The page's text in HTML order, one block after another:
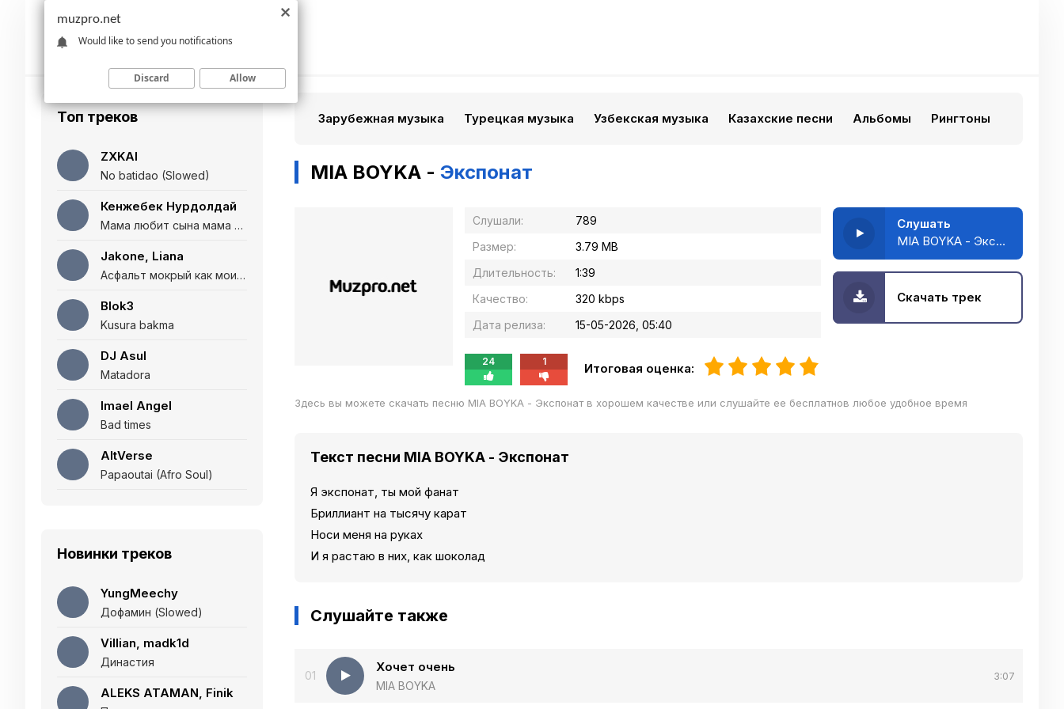
Топ треков
ZXKAI
No batidao (Slowed)
Кенжебек Нурдолдай
Мама любит сына мама любит дочь (Полная версия)
Jakone, Liana
Асфальт мокрый как мои глаза и я нарезаю
Blok3
Kusura bakma
DJ Asul
Matadora
Imael Angel
Bad times
AltVerse
Papaoutai (Afro Soul)
Новинки треков
YungMeechy
Дофамин (Slowed)
Villian, madk1d
Династия
ALEKS ATAMAN, Finik
Зарубежная музыка Турецкая музыка Узбекская музыка Казахские песни Альбомы Рингтоны
MIA BOYKA - Экспонат
Слушали:
789
Размер:
3.79 MB
Длительность:
1:39
Качество:
320 kbps
Дата релиза:
15-05-2026, 05:40
24 1 Итоговая оценка:
Слушать
MIA BOYKA - Экспонат
Скачать трек
Здесь вы можете скачать песню MIA BOYKA - Экспонат в хорошем качестве или слушайте ее бесплатнов любое удобное время
Текст песни MIA BOYKA - Экспонат
Я экспонат, ты мой фанат
Бриллиант на тысячу карат
Носи меня на руках
И я растаю в них, как шоколад
Слушайте также
01
Хочет очень
MIA BOYKA
3:07
muzpro.net
Would like to send you notifications
Discard Allow